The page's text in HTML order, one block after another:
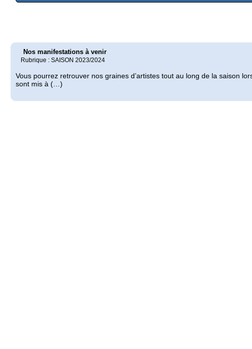
Nos manifestations à venir
Rubrique : SAISON 2023/2024
Vous pourrez retrouver nos graines d’artistes tout au long de la saison
sont mis à (…)